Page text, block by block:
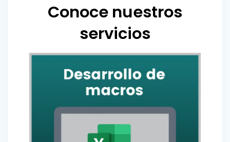
Conoce nuestros
servicios